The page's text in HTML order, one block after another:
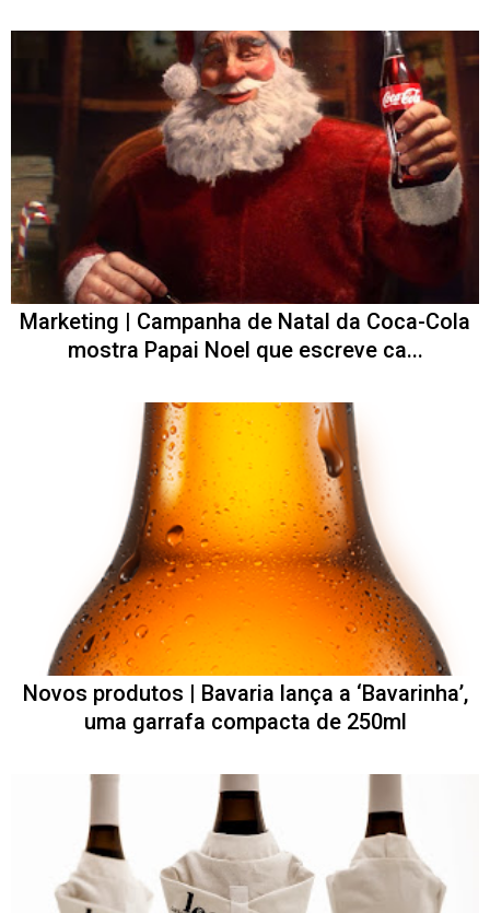
Marketing | Campanha de Natal da Coca-Cola
mostra Papai Noel que escreve ca...
Novos produtos | Bavaria lança a ‘Bavarinha’,
uma garrafa compacta de 250ml